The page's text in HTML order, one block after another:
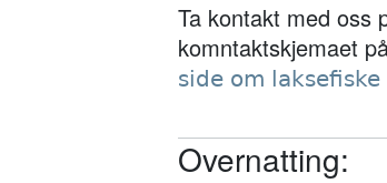
Ta kontakt med oss
komntaktskjemaet
side om laksefiske
Overnatting: